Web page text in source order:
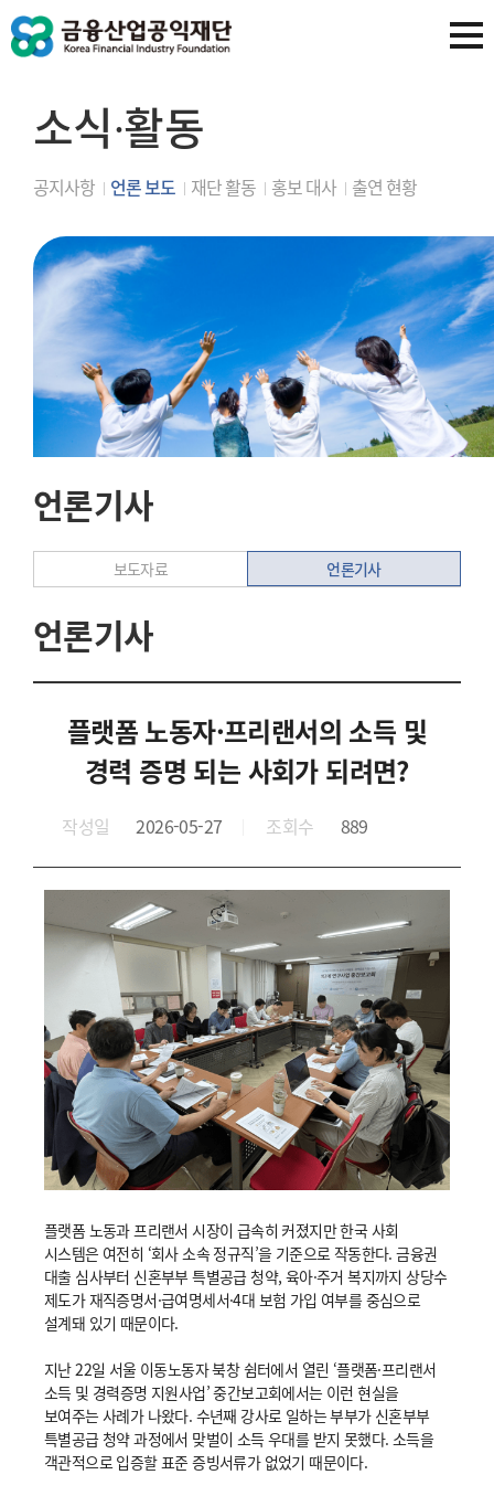
소식∙활동
공지사항 언론 보도 재단 활동 홍보 대사 출연 현황
언론기사
보도자료 언론기사
언론기사
플랫폼 노동자·프리랜서의 소득 및
경력 증명 되는 사회가 되려면?
작성일 2026-05-27 조회수 889
플랫폼 노동과 프리랜서 시장이 급속히 커졌지만 한국 사회
시스템은 여전히 ‘회사 소속 정규직’을 기준으로 작동한다. 금융권
대출 심사부터 신혼부부 특별공급 청약, 육아·주거 복지까지 상당수
제도가 재직증명서·급여명세서·4대 보험 가입 여부를 중심으로
설계돼 있기 때문이다.
지난 22일 서울 이동노동자 북창 쉼터에서 열린 ‘플랫폼·프리랜서
소득 및 경력증명 지원사업’ 중간보고회에서는 이런 현실을
보여주는 사례가 나왔다. 수년째 강사로 일하는 부부가 신혼부부
특별공급 청약 과정에서 맞벌이 소득 우대를 받지 못했다. 소득을
객관적으로 입증할 표준 증빙서류가 없었기 때문이다.